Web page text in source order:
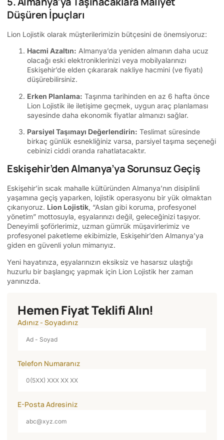
Düşüren İpuçları
Lion Lojistik olarak müşterilerimizin bütçesini de önemsiyoruz:
Hacmi Azaltın: Almanya’da yeniden almanın daha ucuz
olacağı eski elektroniklerinizi veya mobilyalarınızı
Eskişehir’de elden çıkararak nakliye hacmini (ve fiyatı)
düşürebilirsiniz.
Erken Planlama: Taşınma tarihinden en az 6 hafta önce
Lion Lojistik ile iletişime geçmek, uygun araç planlaması
sayesinde daha ekonomik fiyatlar almanızı sağlar.
Parsiyel Taşımayı Değerlendirin: Teslimat süresinde
birkaç günlük esnekliğiniz varsa, parsiyel taşıma seçeneği
cebinizi ciddi oranda rahatlatacaktır.
Eskişehir’den Almanya’ya Sorunsuz Geçiş
Eskişehir’in sıcak mahalle kültüründen Almanya’nın disiplinli
yaşamına geçiş yaparken, lojistik operasyonu bir yük olmaktan
çıkarıyoruz. Lion Lojistik, “Aslan gibi koruma, profesyonel
yönetim” mottosuyla, eşyalarınızı değil, geleceğinizi taşıyor.
Deneyimli şoförlerimiz, uzman gümrük müşavirlerimiz ve
profesyonel paketleme ekibimizle, Eskişehir’den Almanya’ya
giden en güvenli yolun mimarıyız.
Yeni hayatınıza, eşyalarınızın eksiksiz ve hasarsız ulaştığı
huzurlu bir başlangıç yapmak için Lion Lojistik her zaman
yanınızda.
Hemen Fiyat Teklifi Alın!
Adınız - Soyadınız
Telefon Numaranız
E-Posta Adresiniz